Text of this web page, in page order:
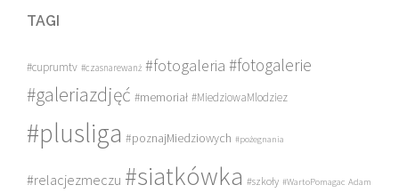
TAGI
#cuprumtv #czasnarewanż #fotogaleria #fotogalerie
#galeriazdjęć #memoriał #MiedziowaMlodziez
#plusliga #poznajMiedziowych #pożegnania
#relacjezmeczu #siatkówka #szkoły #WartoPomagac Adam